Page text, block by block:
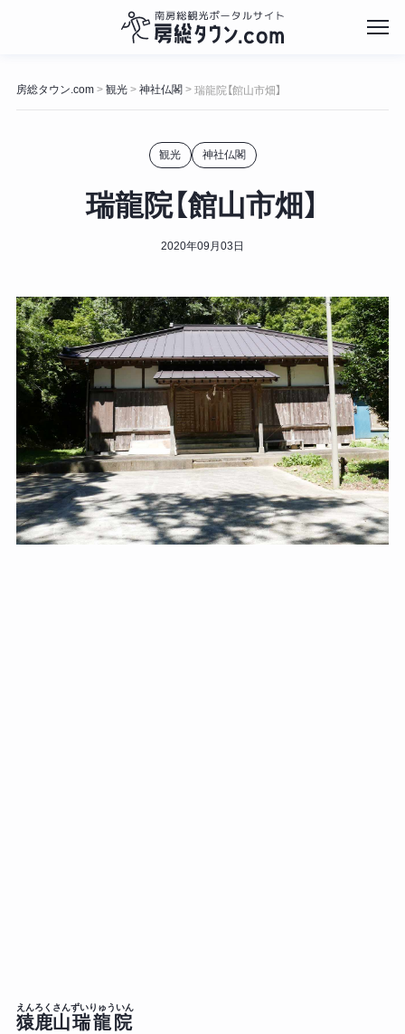
ン
テ
房総タウン.com> 観光> 神社仏閣 > 瑞龍院【館山市畑】
観光 神社仏閣
瑞龍院【館山市畑】
2020年09月03日
猿鹿山
えんろくさん
瑞龍院
ずいりゅういん